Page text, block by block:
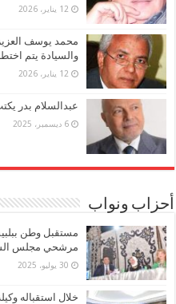
12 يناير، 2026
محمد يوسف
والسيادة يتم
12 يناير، 2026
عبدالسلام بدر
6 ديسمبر، 2025
أحزاب ونواب
مستقبل وطن
مرشحي مجلس
30 يوليو، 2025
خلال استقباله